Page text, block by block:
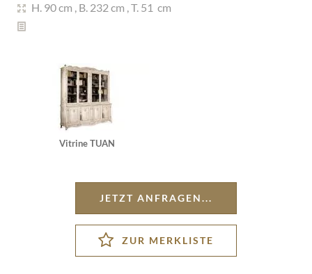
H. 90 cm , B. 232 cm ,T. 51 cm
Vitrine TUAN
JETZT ANFRAGEN...